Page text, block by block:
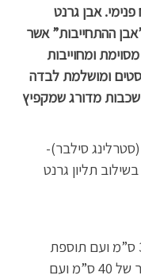
אבן גרנט
ההתחייבות” אשר
ומחוייבות
ומושלמת לבדה
מדורג שמקפיץ
מיוצרת מכסף אמיתי 925 (סטרלינג סילבר)-
תליון גרנט
השרשרת מגיעה באורך צ’וקר של 34 ס”מ ועם תוספת
הארכה של כ-8 ס”מ או באורך סטנדר של 40 ס”מ ועם